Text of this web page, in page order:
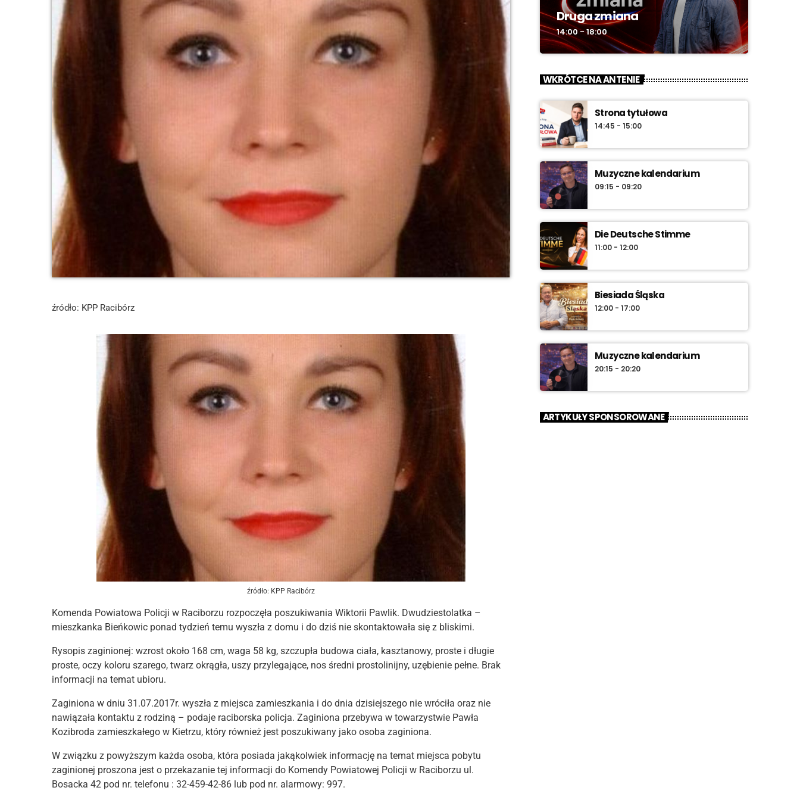
źródło: KPP Racibórz
źródło: KPP Racibórz
Komenda Powiatowa Policji w Raciborzu rozpoczęła poszukiwania Wiktorii Pawlik. Dwudziestolatka –
mieszkanka Bieńkowic ponad tydzień temu wyszła z domu i do dziś nie skontaktowała się z bliskimi.
Rysopis zaginionej: wzrost około 168 cm, waga 58 kg, szczupła budowa ciała, kasztanowy, proste i długie
proste, oczy koloru szarego, twarz okrągła, uszy przylegające, nos średni prostolinijny, uzębienie pełne. Brak
informacji na temat ubioru.
Zaginiona w dniu 31.07.2017r. wyszła z miejsca zamieszkania i do dnia dzisiejszego nie wróciła oraz nie
nawiązała kontaktu z rodziną – podaje raciborska policja. Zaginiona przebywa w towarzystwie Pawła
Kozibroda zamieszkałego w Kietrzu, który również jest poszukiwany jako osoba zaginiona.
W związku z powyższym każda osoba, która posiada jakąkolwiek informację na temat miejsca pobytu
zaginionej proszona jest o przekazanie tej informacji do Komendy Powiatowej Policji w Raciborzu ul.
Bosacka 42 pod nr. telefonu : 32-459-42-86 lub pod nr. alarmowy: 997.
Druga zmiana
14:00 - 18:00
WKRÓTCE NA ANTENIE
Strona tytułowa
14:45 - 15:00
Muzyczne kalendarium
09:15 - 09:20
Die Deutsche Stimme
11:00 - 12:00
Biesiada Śląska
12:00 - 17:00
Muzyczne kalendarium
20:15 - 20:20
ARTYKUŁY SPONSOROWANE